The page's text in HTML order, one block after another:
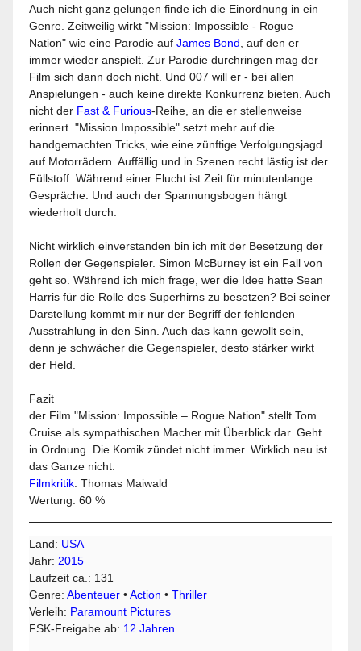
Auch nicht ganz gelungen finde ich die Einordnung in ein
Genre. Zeitweilig wirkt "Mission: Impossible - Rogue
Nation" wie eine Parodie aufJames Bond , auf den er
immer wieder anspielt. Zur Parodie durchringen mag der
Film sich dann doch nicht. Und 007 will er - bei allen
Anspielungen - auch keine direkte Konkurrenz bieten. Auch
nicht der Fast & Furious-Reihe, an die er stellenweise
erinnert. "Mission Impossible" setzt mehr auf die
handgemachten Tricks, wie eine zünftige Verfolgungsjagd
auf Motorrädern. Auffällig und in Szenen recht lästig ist der
Füllstoff. Während einer Flucht ist Zeit für minutenlange
Gespräche. Und auch der Spannungsbogen hängt
wiederholt durch.
Nicht wirklich einverstanden bin ich mit der Besetzung der
Rollen der Gegenspieler. Simon McBurney ist ein Fall von
geht so. Während ich mich frage, wer die Idee hatte Sean
Harris für die Rolle des Superhirns zu besetzen? Bei seiner
Darstellung kommt mir nur der Begriff der fehlenden
Ausstrahlung in den Sinn. Auch das kann gewollt sein,
denn je schwächer die Gegenspieler, desto stärker wirkt
der Held.
Fazit
der Film "Mission: Impossible – Rogue Nation" stellt Tom
Cruise als sympathischen Macher mit Überblick dar. Geht
in Ordnung. Die Komik zündet nicht immer. Wirklich neu ist
das Ganze nicht.
Filmkritik: Thomas Maiwald
Wertung: 60 %
Land: USA
Jahr: 2015
Laufzeit ca.: 131
Genre:Abenteuer •Action •Thriller
Verleih: Paramount Pictures
FSK-Freigabe ab: 12 Jahren